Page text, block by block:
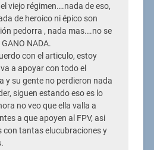
viejo régimen….nada de eso,
de heroico ni épico son
pedorra , nada mas….no se
NADA.
con el articulo, estoy
a apoyar con todo el
y su gente no perdieron nada
siguen estando eso es lo
no veo que ella valla a
a que apoyen al FPV, asi
con tantas elucubraciones y